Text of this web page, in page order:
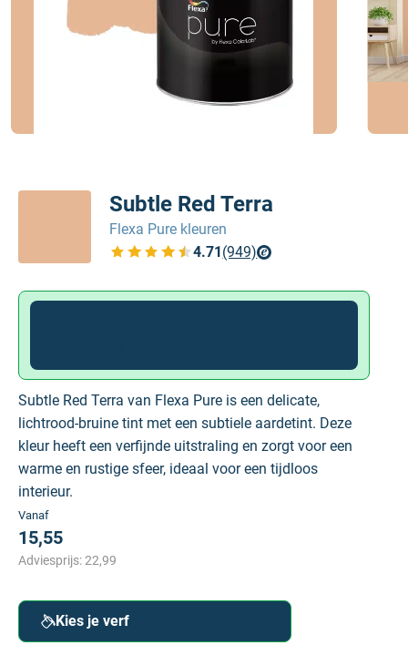
Subtle Red Terra
Flexa Pure kleuren
4.71(949)
Bekijk de verfplaza beoordelingen
Subtle Red Terra van Flexa Pure is een delicate,
lichtrood-bruine tint met een subtiele aardetint. Deze
kleur heeft een verfijnde uitstraling en zorgt voor een
warme en rustige sfeer, ideaal voor een tijdloos
interieur.
Vanaf
15,55
Adviesprijs:22,99
Kies je verf